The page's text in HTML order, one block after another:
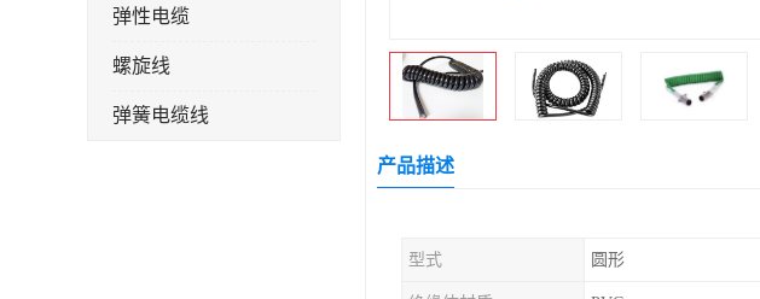
弹性电缆
螺旋线
弹簧电缆线
产品描述
型式 圆形